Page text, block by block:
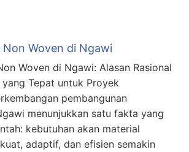
Woven di Ngawi
Woven di Ngawi: Alasan Rasional
Tepat untuk Proyek
pembangunan
menunjukkan satu fakta yang
kebutuhan akan material
adaptif, dan efisien semakin